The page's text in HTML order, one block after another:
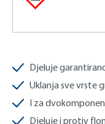
Djeluje
Uklanja sve vrste
I za
Djeluje i protiv